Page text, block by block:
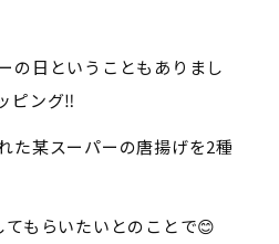
の日ということもありまし
ピング‼️
た某スーパーの唐揚げを2種
もらいたいとのことで😊